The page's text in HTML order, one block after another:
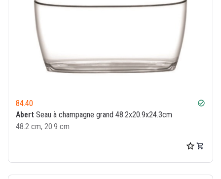
84.40 check_circle
Abert Seau à champagne grand 48.2x20.9x24.3cm
48.2 cm, 20.9 cm